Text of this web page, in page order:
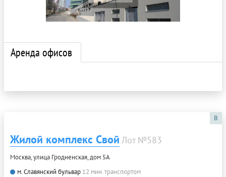
Аренда офисов
B
Жилой комплекс Свой Лот №583
Москва, улица Гродненская, дом 5А
м. Славянский бульвар 12 мин. транспортом